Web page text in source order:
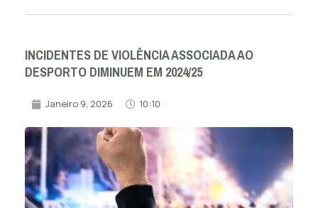
INCIDENTES DE VIOLÊNCIA ASSOCIADA AO
DESPORTO DIMINUEM EM 2024/25
Janeiro 9, 2026 10:10